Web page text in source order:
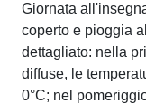
Giornata
coperto e pioggia
dettagliato: nella
diffuse, le
0°C; nel